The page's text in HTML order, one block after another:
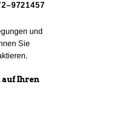
und
Sie
auf Ihren